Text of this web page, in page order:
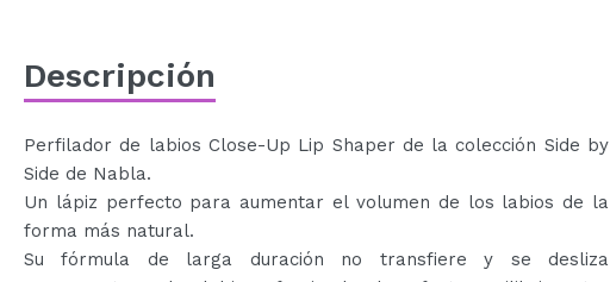
Descripción
Perfilador de labios Close-Up Lip Shaper de la colección Side by
Side de Nabla.
Un lápiz perfecto para aumentar el volumen de los labios de la
forma más natural.
Su fórmula de larga duración no transfiere y se desliza